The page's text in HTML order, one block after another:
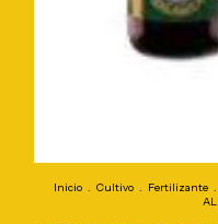
Inicio . Cultivo . Fertilizante .